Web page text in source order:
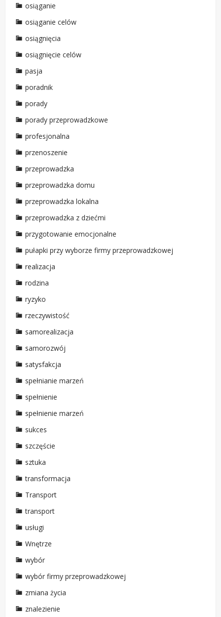
osiąganie
osiąganie celów
osiągnięcia
osiągnięcie celów
pasja
poradnik
porady
porady przeprowadzkowe
profesjonalna
przenoszenie
przeprowadzka
przeprowadzka domu
przeprowadzka lokalna
przeprowadzka z dziećmi
przygotowanie emocjonalne
pułapki przy wyborze firmy przeprowadzkowej
realizacja
rodzina
ryzyko
rzeczywistość
samorealizacja
samorozwój
satysfakcja
spełnianie marzeń
spełnienie
spełnienie marzeń
sukces
szczęście
sztuka
transformacja
Transport
transport
usługi
Wnętrze
wybór
wybór firmy przeprowadzkowej
zmiana życia
znalezienie